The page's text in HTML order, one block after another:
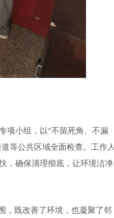
项小组，以“不留死角、不漏
等公共区域全面检查。工作人
，确保清理彻底，让环境洁净
，既改善了环境，也凝聚了邻